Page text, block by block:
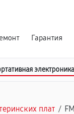
Гарантия
электроника
плат /